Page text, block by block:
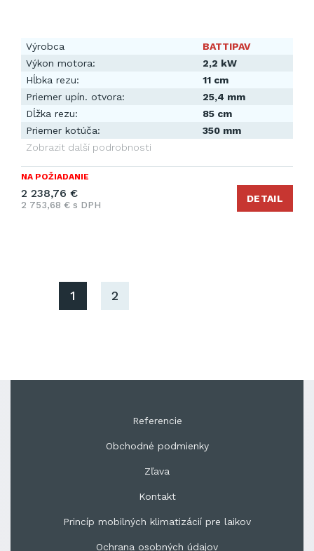
Výrobca
BATTIPAV
Výkon motora:
2,2 kW
Hĺbka rezu:
11 cm
Priemer upín. otvora:
25,4 mm
Dĺžka rezu:
85 cm
Priemer kotúča:
350 mm
Zobrazit další podrobnosti
NA POŽIADANIE
2 238,76 €
2 753,68 € s DPH
DETAIL
1 2
Referencie
Obchodné podmienky
Zľava
Kontakt
Princíp mobilných klimatizácií pre laikov
Ochrana osobných údajov